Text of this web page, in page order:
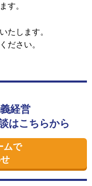
す。
たします。
ださい。
経営
はこちらから
ムで